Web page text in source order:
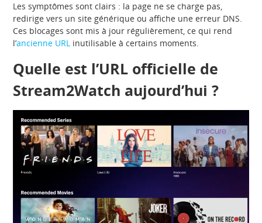
Les symptômes sont clairs : la page ne se charge pas,
redirige vers un site générique ou affiche une erreur DNS.
Ces blocages sont mis à jour régulièrement, ce qui rend
l’ancienne URL inutilisable à certains moments.
Quelle est l’URL officielle de
Stream2Watch aujourd’hui ?